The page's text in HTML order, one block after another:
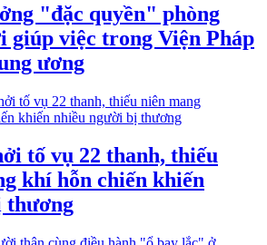
"đặc quyền" phòng
giúp việc trong Viện Pháp
ương
tố vụ 22 thanh, thiếu
khí hỗn chiến khiến
thương